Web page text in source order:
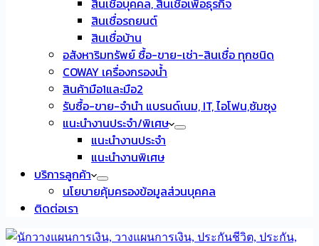
สินเชื่อบุคคล, สินเชื่อเพื่อธุรกิจ
สินเชื่อรถยนต์
สินเชื่อบ้าน
อสังหาริมทรัพย์ ซื้อ-ขาย-เช่า-สินเชื่อ ทุกชนิด
COWAY เครื่องกรองน้ำ
สินค้ามือ1และมือ2
รับซื้อ-ขาย-จำนำ แบรนด์เนม, IT, ไอโฟน,ซัมซุง
แนะนำงานประจำ/พิเศษ
แนะนำงานประจำ
แนะนำงานพิเศษ
บริการลูกค้า
นโยบายคุ้มครองข้อมูลส่วนบุคคล
ติดต่อเรา